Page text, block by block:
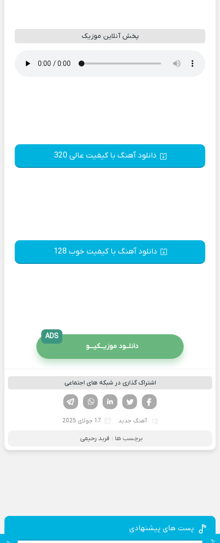
پخش آنلاین موزیک
دانلود آهنگ با کیفیت عالی 320
دانلود آهنگ با کیفیت خوب 128
دانلــود موزیــکیـــو
ADS
اشتراک گذاری در شبکه های اجتماعی
لینکدین تویتر
فیسوک
آهنگ جدید 17 جولای 2025
برچسب ها : فربد رحیمی
پست های پیشنهادی